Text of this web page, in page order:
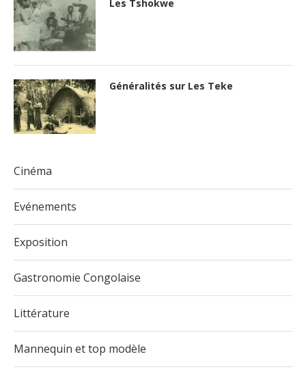
Les Tshokwe
Généralités sur Les Teke
Cinéma
Evénements
Exposition
Gastronomie Congolaise
Littérature
Mannequin et top modèle